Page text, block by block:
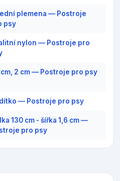
plemena — Postroje
psy
nylon — Postroje pro
cm, 2 cm — Postroje pro psy
— Postroje pro psy
130 cm - šířka 1,6 cm —
pro psy